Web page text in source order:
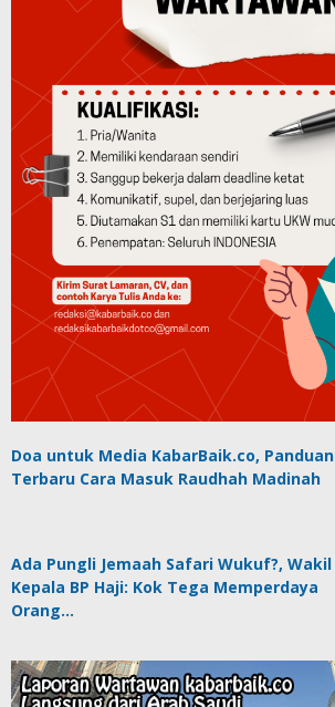
Doa untuk Media KabarBaik.co, Panduan
Terbaru Cara Masuk Raudhah Madinah
Ada Pungli Jemaah Safari Wukuf?, Wakil
Kepala BP Haji: Kok Tega Memperdaya
Orang…